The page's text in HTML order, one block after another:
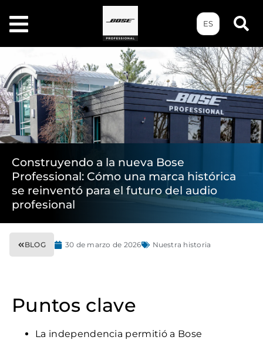
ES
Construyendo a la nueva Bose
Professional: Cómo una marca histórica
se reinventó para el futuro del audio
profesional
BLOG 30 de marzo de 2026 Nuestra historia
Puntos clave
La independencia permitió a Bose